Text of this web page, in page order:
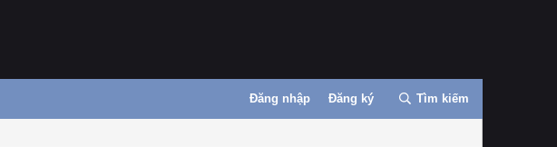
Đăng nhập Đăng ký Tìm kiếm